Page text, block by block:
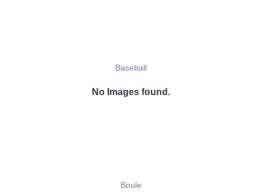
Baseball
No Images found.
Boule